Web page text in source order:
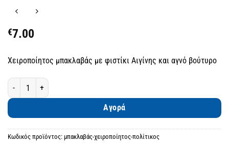
€7.00
Χειροποίητος μπακλαβάς με φιστίκι Αιγίνης και αγνό βούτυρο
Μπακλαβάς χειροποίητος, πολίτικος ποσότητα
Αγορά
Κωδικός προϊόντος: μπακλαβάς-χειροποίητος-πολίτικος